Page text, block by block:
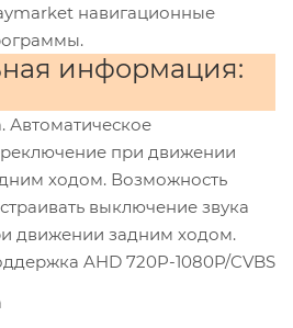
навигационные
информация:
Автоматическое
при движении
ходом. Возможность
выключение звука
движении задним ходом.
AHD 720P-1080P/CVBS